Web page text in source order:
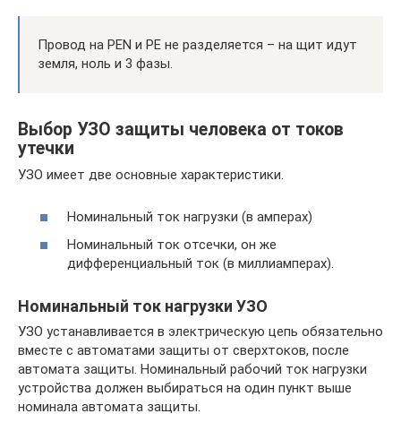
Провод на PEN и PE не разделяется – на щит идут
земля, ноль и 3 фазы.
Выбор УЗО защиты человека от токов
утечки
УЗО имеет две основные характеристики.
Номинальный ток нагрузки (в амперах)
Номинальный ток отсечки, он же
дифференциальный ток (в миллиамперах).
Номинальный ток нагрузки УЗО
УЗО устанавливается в электрическую цепь обязательно
вместе с автоматами защиты от сверхтоков, после
автомата защиты. Номинальный рабочий ток нагрузки
устройства должен выбираться на один пункт выше
номинала автомата защиты.